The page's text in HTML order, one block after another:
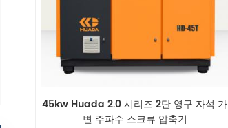
45kw Huada 2.0 시리즈 2단 영구 자석 가
변 주파수 스크류 압축기